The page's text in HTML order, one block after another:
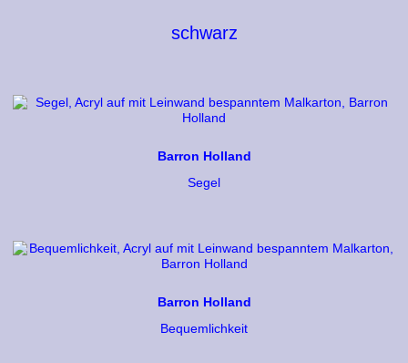
schwarz
Barron Holland
Segel
Barron Holland
Bequemlichkeit